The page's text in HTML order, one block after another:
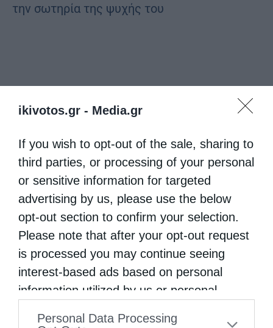
ikivotos.gr - Media.gr
If you wish to opt-out of the sale, sharing to
third parties, or processing of your personal
or sensitive information for targeted
advertising by us, please use the below
opt-out section to confirm your selection.
Please note that after your opt-out request
is processed you may continue seeing
interest-based ads based on personal
information utilized by us or personal
Personal Data Processing
την σωτηρία της ψυχής του